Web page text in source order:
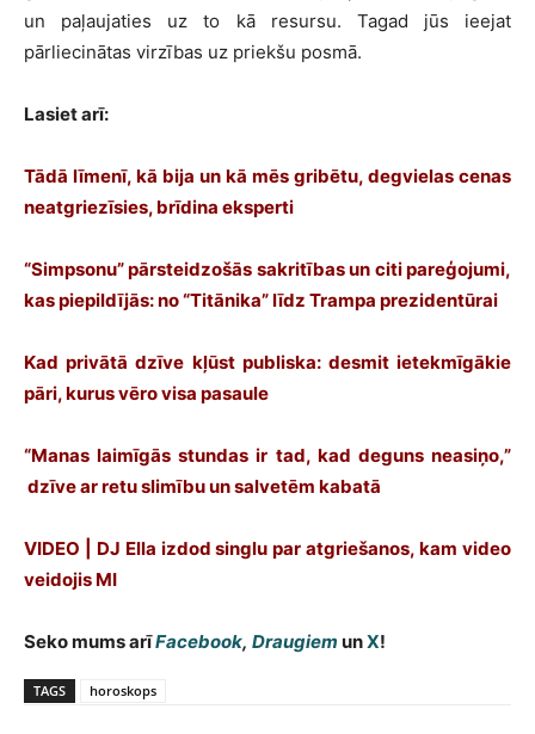
un paļaujaties uz to kā resursu. Tagad jūs ieejat
pārliecinātas virzības uz priekšu posmā.
Lasiet arī:
Tādā līmenī, kā bija un kā mēs gribētu, degvielas cenas
neatgriezīsies, brīdina eksperti
“Simpsonu” pārsteidzošās sakritības un citi pareģojumi,
kas piepildījās: no “Titānika” līdz Trampa prezidentūrai
Kad privātā dzīve kļūst publiska: desmit ietekmīgākie
pāri, kurus vēro visa pasaule
“Manas laimīgās stundas ir tad, kad deguns neasiņo,”
dzīve ar retu slimību un salvetēm kabatā
VIDEO | DJ Ella izdod singlu par atgriešanos, kam video
veidojis MI
Seko mums arīFacebook, Draugiem unX!
TAGS horoskops